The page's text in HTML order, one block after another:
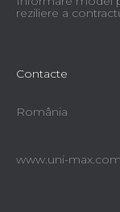
reziliere a
Contacte
România
www.uni-max.com